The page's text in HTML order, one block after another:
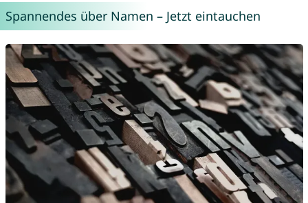
Spannendes über Namen – Jetzt eintauchen